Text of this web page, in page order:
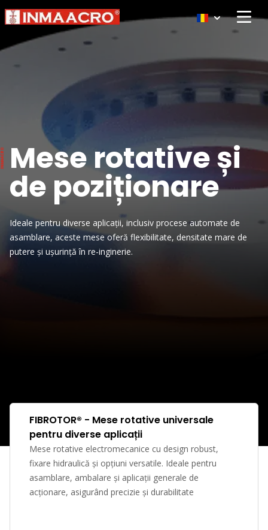
Open
Mese rotative și
de poziționare
Ideale pentru diverse aplicații, inclusiv procese automate de
asamblare, aceste mese oferă flexibilitate, densitate mare de
putere și ușurință în re-inginerie.
FIBROTOR® - Mese rotative universale
pentru diverse aplicații
Mese rotative electromecanice cu design robust,
fixare hidraulică și opțiuni versatile. Ideale pentru
asamblare, ambalare și aplicații generale de
acționare, asigurând precizie și durabilitate